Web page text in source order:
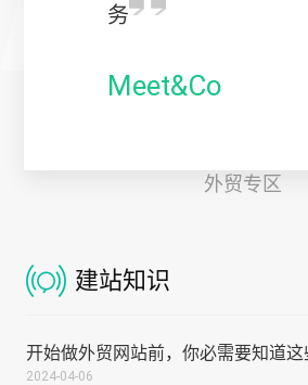
务
Meet&Co
外贸专区
建站知识
开始做外贸网站前，你必需要知道这
2024-04-06